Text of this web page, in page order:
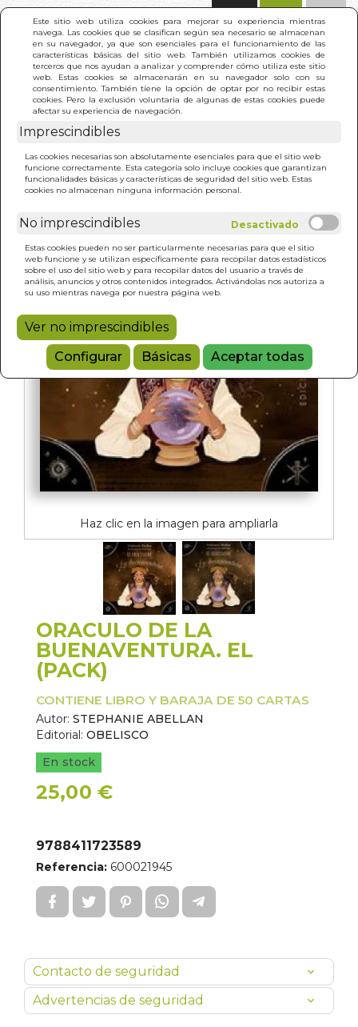
Este sitio web utiliza cookies para mejorar su experiencia mientras
navega. Las cookies que se clasifican según sea necesario se almacenan
en su navegador, ya que son esenciales para el funcionamiento de las
características básicas del sitio web. También utilizamos cookies de
terceros que nos ayudan a analizar y comprender cómo utiliza este sitio
web. Estas cookies se almacenarán en su navegador solo con su
consentimiento. También tiene la opción de optar por no recibir estas
cookies. Pero la exclusión voluntaria de algunas de estas cookies puede
afectar su experiencia de navegación.
Imprescindibles
Las cookies necesarias son absolutamente esenciales para que el sitio web
funcione correctamente. Esta categoría solo incluye cookies que garantizan
funcionalidades básicas y características de seguridad del sitio web. Estas
cookies no almacenan ninguna información personal.
No imprescindibles
Estas cookies pueden no ser particularmente necesarias para que el sitio
web funcione y se utilizan específicamente para recopilar datos estadísticos
sobre el uso del sitio web y para recopilar datos del usuario a través de
análisis, anuncios y otros contenidos integrados. Activándolas nos autoriza a
su uso mientras navega por nuestra página web.
Ver no imprescindibles
Configurar
Básicas Aceptar todas
INICIO >
(PACK)
Haz clic en la imagen para ampliarla
ORACULO DE LA
BUENAVENTURA. EL
(PACK)
CONTIENE LIBRO Y BARAJA DE 50 CARTAS
Autor: STEPHANIE ABELLAN
Editorial: OBELISCO
En stock
25,00 €
9788411723589
Referencia: 600021945
Contacto de seguridad
Advertencias de seguridad